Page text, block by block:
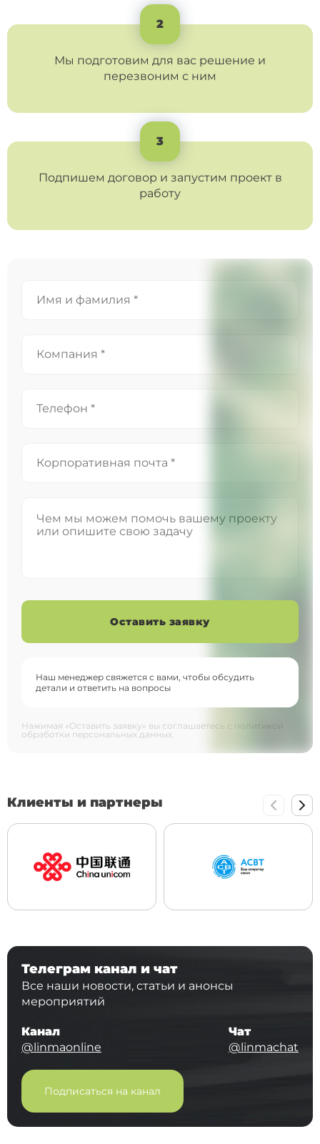
2
Мы подготовим для вас решение и
перезвоним с ним
3
Подпишем договор и запустим проект в
работу
Наш менеджер свяжется с вами, чтобы обсудить
детали и ответить на вопросы
Нажимая «Оставить заявку» вы соглашаетесь с политикой
обработки персональных данных.
Клиенты и партнеры
Телеграм канал и чат
Все наши новости, статьи и анонсы
мероприятий
Канал
@linmaonline
Чат
@linmachat
Подписаться на канал